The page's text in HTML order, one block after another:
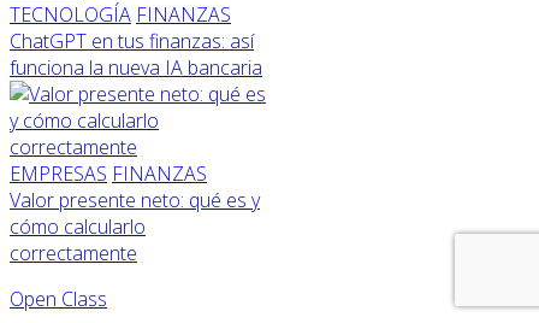
TECNOLOGÍA FINANZAS
ChatGPT en tus finanzas: así
funciona la nueva IA bancaria
EMPRESAS FINANZAS
Valor presente neto: qué es y
cómo calcularlo
correctamente
Open Class